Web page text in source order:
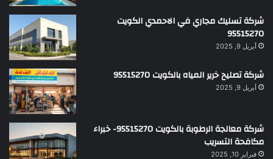
شركة تسليك مجاري في الاحمدي الكويت
95515270
أبريل 9, 2025
شركة تصليح خرير المياه بالكويت 95515270
أبريل 9, 2025
شركة معالجة الرطوبة بالكويت 95515270- خبراء
مكافحة التسريب
فبراير 10, 2025